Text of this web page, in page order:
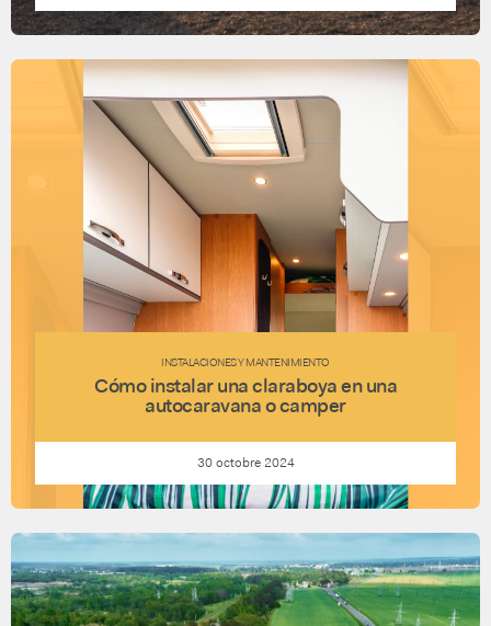
INSTALACIONES Y MANTENIMIENTO
Cómo instalar una claraboya en una
autocaravana o camper
30 octobre 2024